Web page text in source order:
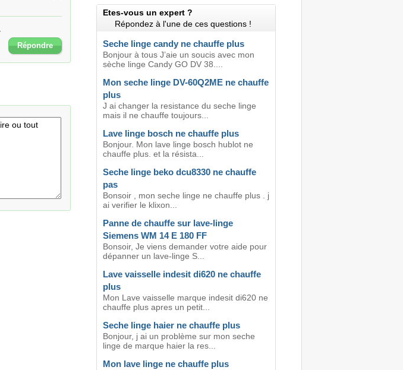
Répondre
Etes-vous un expert ?
Répondez à l'une de ces questions !
Seche linge candy ne chauffe plus
Bonjour à tous J’aie un soucis avec mon
sèche linge Candy GO DV 38....
Mon seche linge DV-60Q2ME ne chauffe
plus
J ai changer la resistance du seche linge
mais il ne chauffe toujours...
Lave linge bosch ne chauffe plus
Bonjour. Mon lave linge bosch hublot ne
chauffe plus. et la résista...
Seche linge beko dcu8330 ne chauffe
pas
Bonsoir , mon seche linge ne chauffe plus . j
ai verifier le klixon...
Panne de chauffe sur lave-linge
Siemens WM 14 E 180 FF
Bonsoir, Je viens demander votre aide pour
dépanner un lave-linge S...
Lave vaisselle indesit di620 ne chauffe
plus
Mon Lave vaisselle marque indesit di620 ne
chauffe plus apres un petit...
Seche linge haier ne chauffe plus
Bonjour, j ai un problème sur mon seche
linge de marque haier la res...
Mon lave linge ne chauffe plus